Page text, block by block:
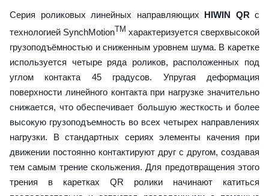
Серия роликовых линейных направляющих HIWIN QR с
технологией SynchMotion TM характеризуется сверхвысокой
грузоподъёмностью и сниженным уровнем шума. В каретке
используется четыре ряда роликов, расположенных под
углом контакта 45 градусов. Упругая деформация
поверхности линейного контакта при нагрузке значительно
снижается, что обеспечивает большую жесткость и более
высокую грузоподъемность во всех четырех направлениях
нагрузки. В стандартных сериях элементы качения при
движении постоянно контактируют друг с другом, создавая
тем самым трение скольжения. Для предотвращения этого
трения в каретках QR ролики начинают катиться